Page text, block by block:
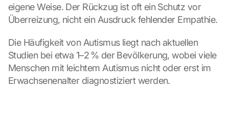
eigene Weise. Der Rückzug ist oft ein Schutz vor
Überreizung, nicht ein Ausdruck fehlender Empathie.
Die Häufigkeit von Autismus liegt nach aktuellen
Studien bei etwa 1–2 % der Bevölkerung, wobei viele
Menschen mit leichtem Autismus nicht oder erst im
Erwachsenenalter diagnostiziert werden.